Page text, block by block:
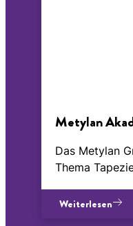
Metylan
Das Metylan
Thema
Weiterlesen